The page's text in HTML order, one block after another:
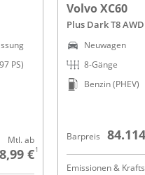
PS)
Mtl. ab
€1
Volvo XC60
Plus Dark T8
Neuwagen
8-Gänge
Benzin (PHEV)
Barpreis
Emissionen &